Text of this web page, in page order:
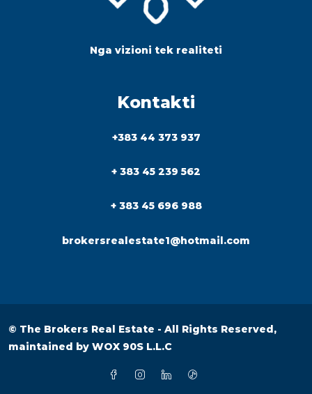
Nga vizioni tek realiteti
Kontakti
+383 44 373 937
+ 383 45 239 562
+ 383 45 696 988
brokersrealestate1@hotmail.com
© The Brokers Real Estate - All Rights Reserved,
maintained by WOX 90S L.L.C